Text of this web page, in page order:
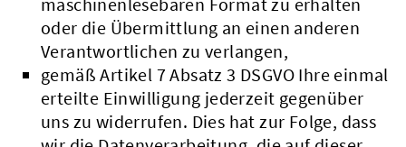
oder die Übermittlung an einen anderen
Verantwortlichen zu verlangen,
gemäß Artikel 7 Absatz 3 DSGVO Ihre einmal
erteilte Einwilligung jederzeit gegenüber
uns zu widerrufen. Dies hat zur Folge, dass